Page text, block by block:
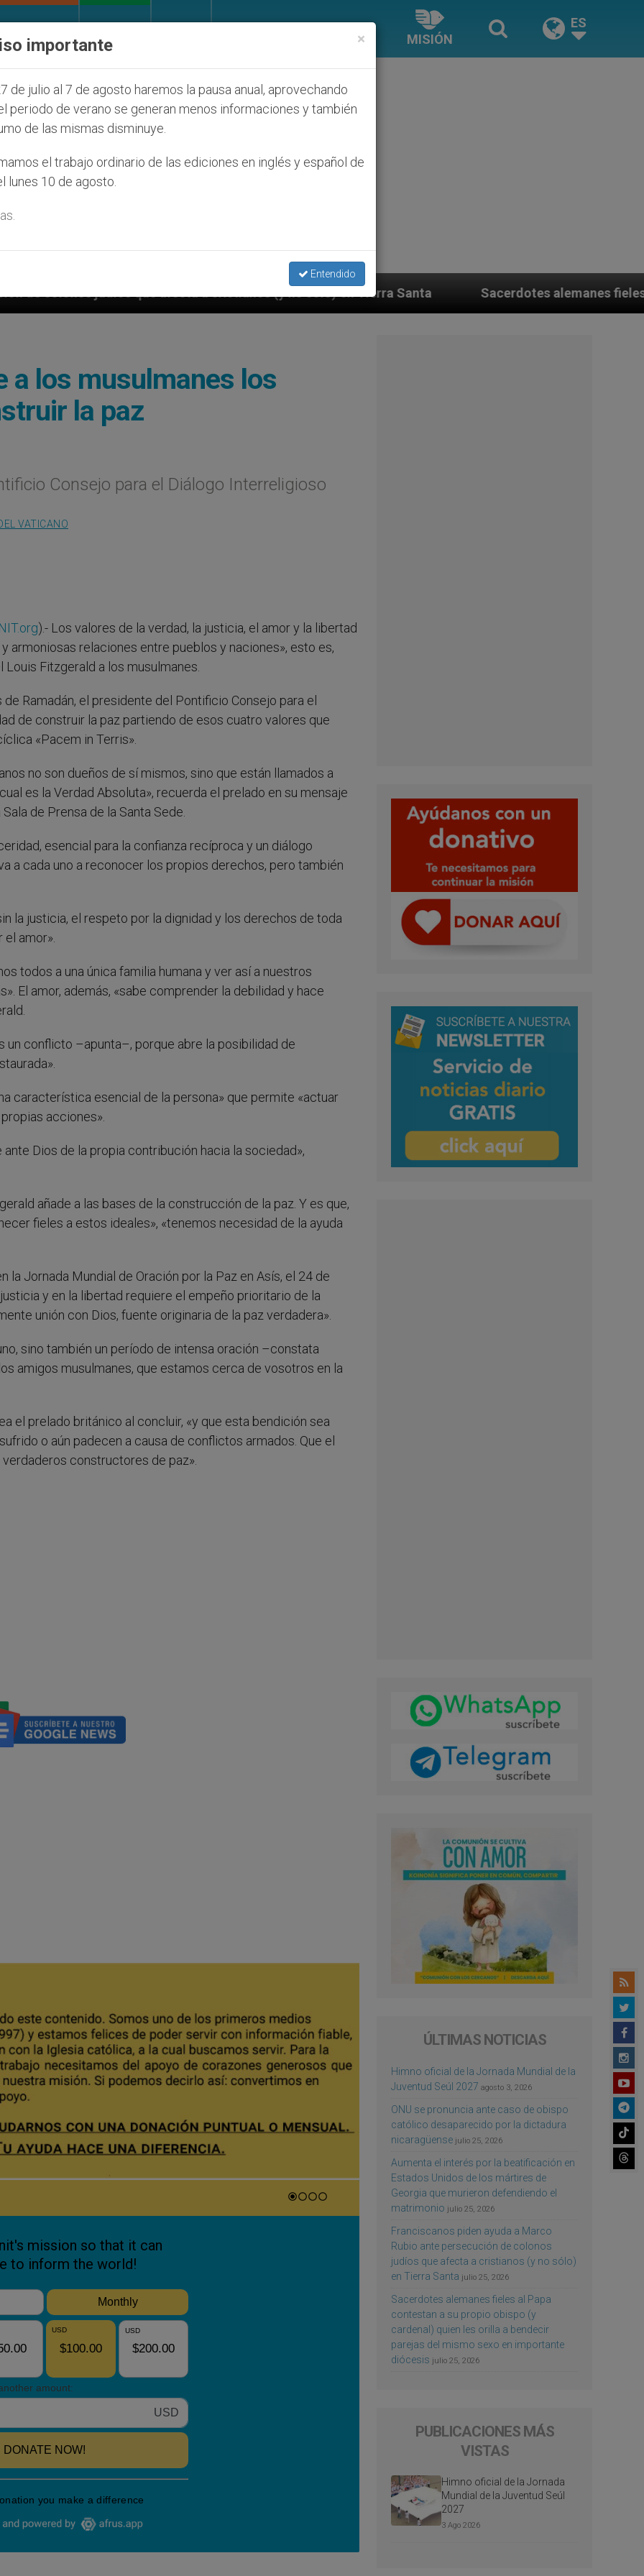
MISIÓN
ES
afecta a cristianos (y no sólo) en Tierra Santa Sacerdotes alemanes fieles al Papa contestan a
a los musulmanes los
la paz
Consejo para el Diálogo Interreligioso
VATICANO
).- Los valores de la verdad, la justicia, el amor y la libertad
armoniosas relaciones entre pueblos y naciones», esto es,
Fitzgerald a los musulmanes.
Ramadán, el presidente del Pontificio Consejo para el
de construir la paz partiendo de esos cuatro valores que
«Pacem in Terris».
no son dueños de sí mismos, sino que están llamados a
es la Verdad Absoluta», recuerda el prelado en su mensaje
de Prensa de la Santa Sede.
esencial para la confianza recíproca y un diálogo
a cada uno a reconocer los propios derechos, pero también
la justicia, el respeto por la dignidad y los derechos de toda
el amor».
todos a una única familia humana y ver así a nuestros
El amor, además, «sabe comprender la debilidad y hace
un conflicto –apunta–, porque abre la posibilidad de
característica esencial de la persona» que permite «actuar
acciones».
Dios de la propia contribución hacia la sociedad»,
añade a las bases de la construcción de la paz. Y es que,
fieles a estos ideales», «tenemos necesidad de la ayuda
la Jornada Mundial de Oración por la Paz en Asís, el 24 de
y en la libertad requiere el empeño prioritario de la
unión con Dios, fuente originaria de la paz verdadera».
sino también un período de intensa oración –constata
amigos musulmanes, que estamos cerca de vosotros en la
el prelado británico al concluir, «y que esta bendición sea
o aún padecen a causa de conflictos armados. Que el
constructores de paz».
ÚLTIMAS NOTICIAS
Himno oficial de la Jornada Mundial de la
Juventud Seúl 2027 agosto 3, 2026
ONU se pronuncia ante caso de obispo
católico desaparecido por la dictadura
nicaragüense julio 25, 2026
Aumenta el interés por la beatificación en
Estados Unidos de los mártires de
Georgia que murieron defendiendo el
matrimonio julio 25, 2026
Franciscanos piden ayuda a Marco
Rubio ante persecución de colonos
judíos que afecta a cristianos (y no sólo)
en Tierra Santa julio 25, 2026
Sacerdotes alemanes fieles al Papa
contestan a su propio obispo (y
cardenal) quien les orilla a bendecir
parejas del mismo sexo en importante
diócesis julio 25, 2026
PUBLICACIONES MÁS
VISTAS
Himno oficial de la Jornada
Mundial de la Juventud Seúl
2027
3 Ago 2026
×
importante
de julio al 7 de agosto haremos la pausa anual, aprovechando
periodo de verano se generan menos informaciones y también
de las mismas disminuye.
el trabajo ordinario de las ediciones en inglés y español de
lunes 10 de agosto.
Entendido